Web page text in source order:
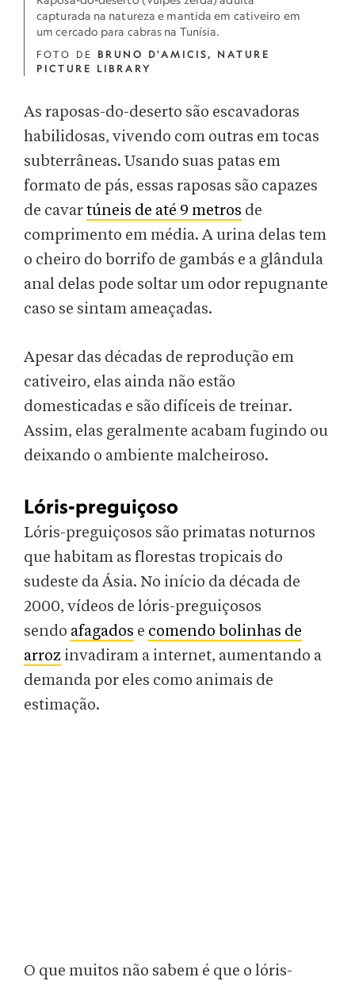
capturada na natureza e mantida em cativeiro em
um cercado para cabras na Tunísia.
FOTO DE BRUNO D'AMICIS, NATURE
PICTURE LIBRARY
As raposas-do-deserto são escavadoras
habilidosas, vivendo com outras em tocas
subterrâneas. Usando suas patas em
formato de pás, essas raposas são capazes
de cavartúneis de até 9 metros de
comprimento em média. A urina delas tem
o cheiro do borrifo de gambás e a glândula
anal delas pode soltar um odor repugnante
caso se sintam ameaçadas.
Apesar das décadas de reprodução em
cativeiro, elas ainda não estão
domesticadas e são difíceis de treinar.
Assim, elas geralmente acabam fugindo ou
deixando o ambiente malcheiroso.
Lóris-preguiçoso
Lóris-preguiçosos são primatas noturnos
que habitam as florestas tropicais do
sudeste da Ásia. No início da década de
2000, vídeos de lóris-preguiçosos
sendo afagados e comendo bolinhas de
arroz invadiram a internet, aumentando a
demanda por eles como animais de
estimação.
O que muitos não sabem é que o lóris-